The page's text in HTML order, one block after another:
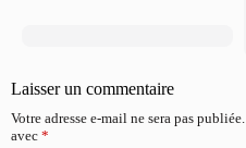
Laisser un commentaire
Votre adresse e-mail ne sera pas publiée.
avec *